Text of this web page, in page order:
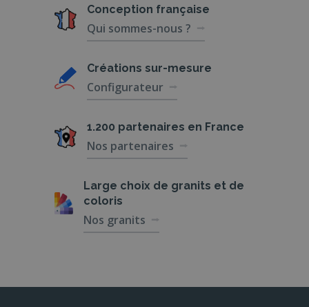
Conception française
Qui sommes-nous ?
Créations sur-mesure
Configurateur
1.200 partenaires en France
Nos partenaires
Large choix de granits et de
coloris
Nos granits